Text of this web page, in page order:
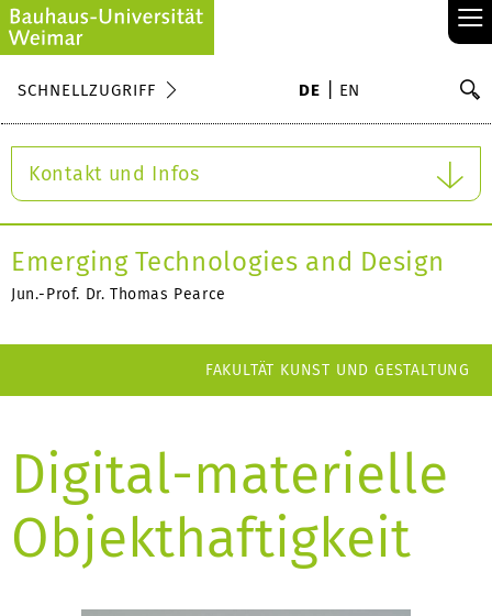
≡
SCHNELLZUGRIFF DE EN
Kontakt und Infos
Emerging Technologies and Design
Jun.-Prof. Dr. Thomas Pearce
FAKULTÄT KUNST UND GESTALTUNG
Digital-materielle
Objekthaftigkeit